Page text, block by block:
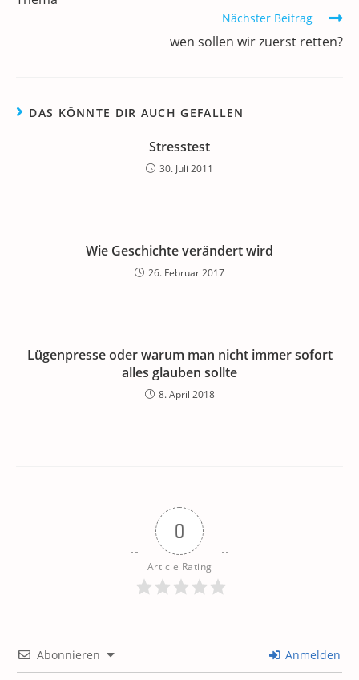
Nächster Beitrag
wen sollen wir zuerst retten?
DAS KÖNNTE DIR AUCH GEFALLEN
Stresstest
30. Juli 2011
Wie Geschichte verändert wird
26. Februar 2017
Lügenpresse oder warum man nicht immer sofort
alles glauben sollte
8. April 2018
0
Article Rating
Abonnieren Anmelden